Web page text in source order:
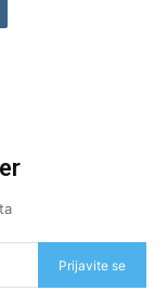
Prijavite se